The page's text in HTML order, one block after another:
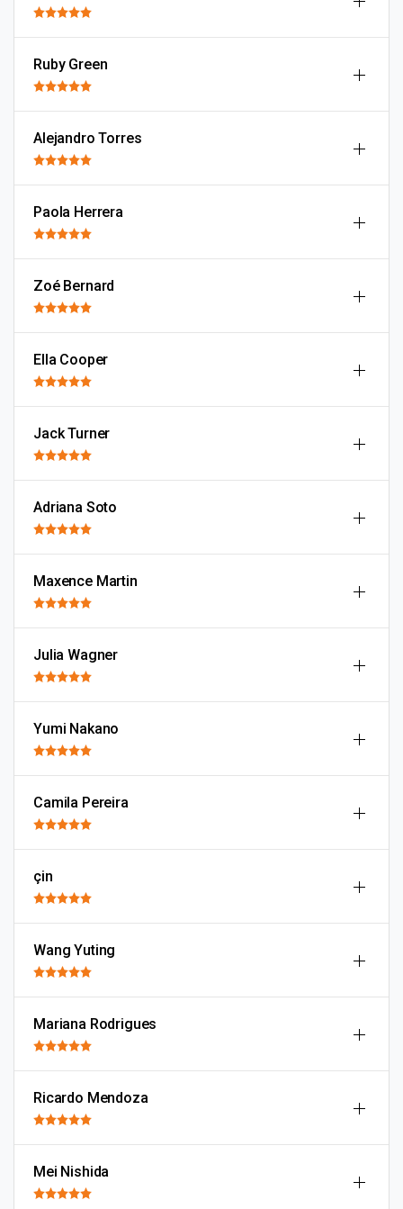
Ruby Green
Alejandro Torres
Paola Herrera
Zoé Bernard
Ella Cooper
Jack Turner
Adriana Soto
Maxence Martin
Julia Wagner
Yumi Nakano
Camila Pereira
çin
Wang Yuting
Mariana Rodrigues
Ricardo Mendoza
Mei Nishida